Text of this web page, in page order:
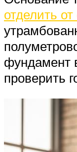
отделить
фундамент
проверить